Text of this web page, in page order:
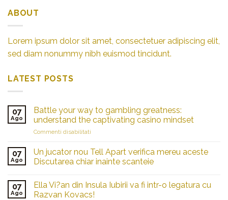
ABOUT
Lorem ipsum dolor sit amet, consectetuer adipiscing elit,
sed diam nonummy nibh euismod tincidunt.
LATEST POSTS
07
Ago
Battle your way to gambling greatness:
understand the captivating casino mindset
Commenti disabilitati
your
way
to
greatness:
understand
07
Ago
Un jucator nou Tell Apart verifica mereu aceste
Discutarea chiar inainte scanteie
07
Ago
Ella Vi?an din Insula Iubirii va fi intr-o legatura cu
Razvan Kovacs!